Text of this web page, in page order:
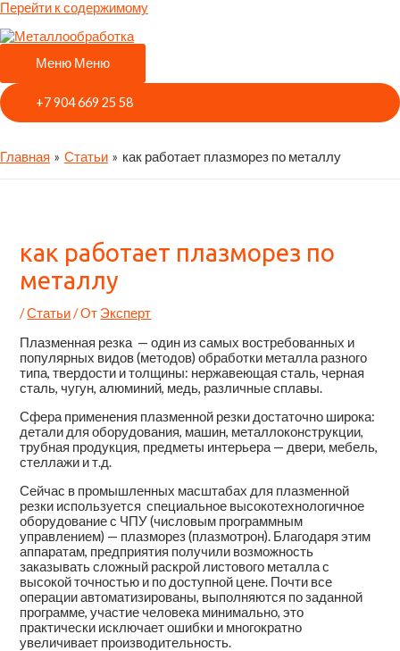
Перейти к содержимому
Меню Меню
+7 904 669 25 58
Главная Статьи как работает плазморез по металлу
как работает плазморез по
металлу
/Статьи/ От Эксперт
Плазменная резка — один из самых востребованных и
популярных видов (методов) обработки металла разного
типа, твердости и толщины: нержавеющая сталь, черная
сталь, чугун, алюминий, медь, различные сплавы.
Сфера применения плазменной резки достаточно широка:
детали для оборудования, машин, металлоконструкции,
трубная продукция, предметы интерьера — двери, мебель,
стеллажи и т.д.
Сейчас в промышленных масштабах для плазменной
резки используется специальное высокотехнологичное
оборудование с ЧПУ (числовым программным
управлением) — плазморез (плазмотрон). Благодаря этим
аппаратам, предприятия получили возможность
заказывать сложный раскрой листового металла с
высокой точностью и по доступной цене. Почти все
операции автоматизированы, выполняются по заданной
программе, участие человека минимально, это
практически исключает ошибки и многократно
увеличивает производительность.